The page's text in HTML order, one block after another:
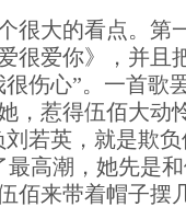
大的看点。第
很爱你》，并且
伤心”。一首歌
，惹得伍佰大动
若英，就是欺
高潮，她先是
佰来带着帽子摆